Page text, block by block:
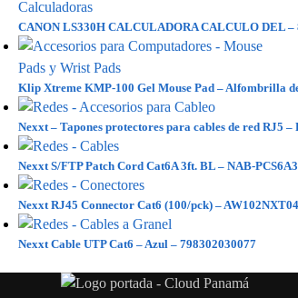
CANON LS330H CALCULADORA CALCULO DEL –
Klip Xtreme KMP-100 Gel Mouse Pad – Alfombrilla
Nexxt – Tapones protectores para cables de red RJ5
Nexxt S/FTP Patch Cord Cat6A 3ft. BL – NAB-
Nexxt RJ45 Connector Cat6 (100/pck) – AW102NXT04
Nexxt Cable UTP Cat6 – Azul – 798302030077